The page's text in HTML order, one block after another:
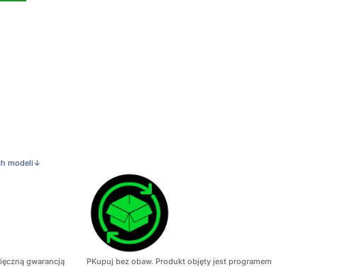
modeli↓
gwarancją
PKupuj bez obaw. Produkt objęty jest programem